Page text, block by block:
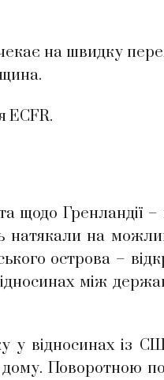
на швидку
ECFR.
щодо Гренландії –
натякали на
острова –
між
у відносинах із
дому. Поворотною